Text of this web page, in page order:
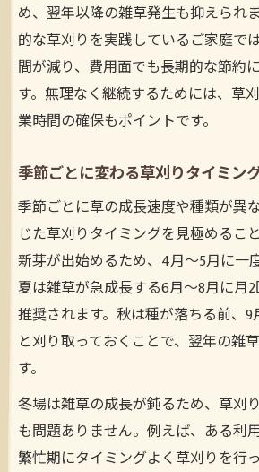
め、翌年以降の雑草発生も抑えられ
的な草刈りを実践しているご家庭で
間が減り、費用面でも長期的な節約
す。無理なく継続するためには、草
業時間の確保もポイントです。
季節ごとに変わる草刈りタイミン
季節ごとに草の成長速度や種類が異
じた草刈りタイミングを見極めるこ
新芽が出始めるため、4月〜5月に一
夏は雑草が急成長する6月〜8月に月
推奨されます。秋は種が落ちる前、9
と刈り取っておくことで、翌年の雑
す。
冬場は雑草の成長が鈍るため、草刈
も問題ありません。例えば、ある利
繁忙期にタイミングよく草刈りを行